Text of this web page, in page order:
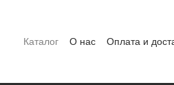
Каталог О нас Оплата и